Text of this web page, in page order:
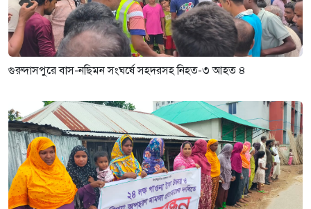
গুরুদাসপুরে বাস-নছিমন সংঘর্ষে সহদরসহ নিহত-৩ আহত ৪